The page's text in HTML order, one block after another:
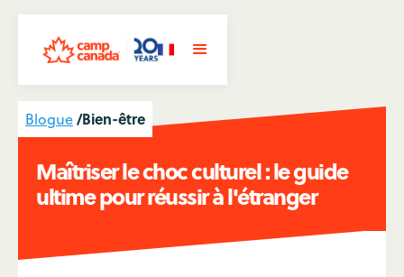
Blogue/Bien-être
Maîtriser le choc culturel : le guide
ultime pour réussir à l'étranger